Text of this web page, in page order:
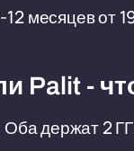
месяцев от
Palit -
держат 2